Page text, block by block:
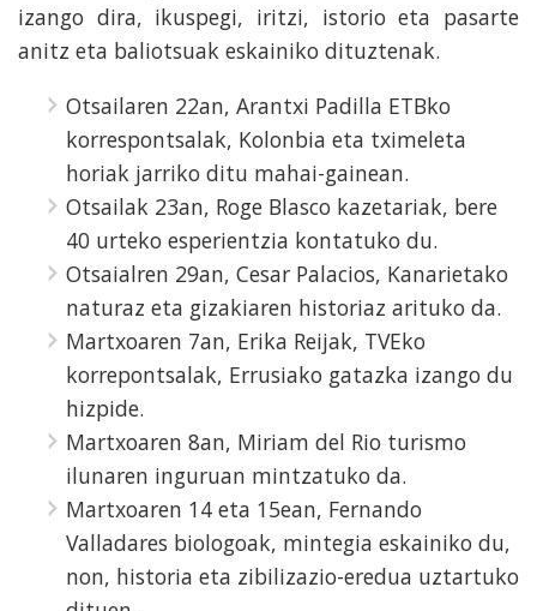
izango dira, ikuspegi, iritzi, istorio eta pasarte
anitz eta baliotsuak eskainiko dituztenak.
Otsailaren 22an, Arantxi Padilla ETBko
korrespontsalak, Kolonbia eta tximeleta
horiak jarriko ditu mahai-gainean.
Otsailak 23an, Roge Blasco kazetariak, bere
40 urteko esperientzia kontatuko du.
Otsaialren 29an, Cesar Palacios, Kanarietako
naturaz eta gizakiaren historiaz arituko da.
Martxoaren 7an, Erika Reijak, TVEko
korrepontsalak, Errusiako gatazka izango du
hizpide.
Martxoaren 8an, Miriam del Rio turismo
ilunaren inguruan mintzatuko da.
Martxoaren 14 eta 15ean, Fernando
Valladares biologoak, mintegia eskainiko du,
non, historia eta zibilizazio-eredua uztartuko